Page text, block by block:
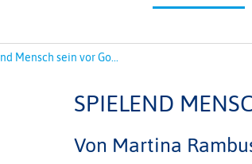
Mensch sein vor Go...
SPIELEND
Von Martina